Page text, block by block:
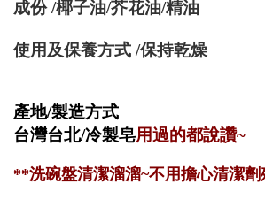
成份 /椰子油/芥花油/精油
使用及保養方式 /保持乾燥
產地/製造方式
台灣台北/冷製皂用過的都說讚~
**洗碗盤清潔溜溜~不用擔心清潔